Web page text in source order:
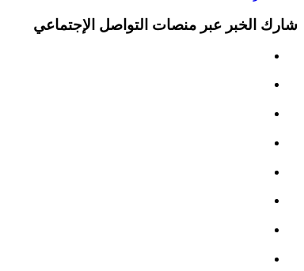
شارك الخبر عبر منصات التواصل الإجتماعي